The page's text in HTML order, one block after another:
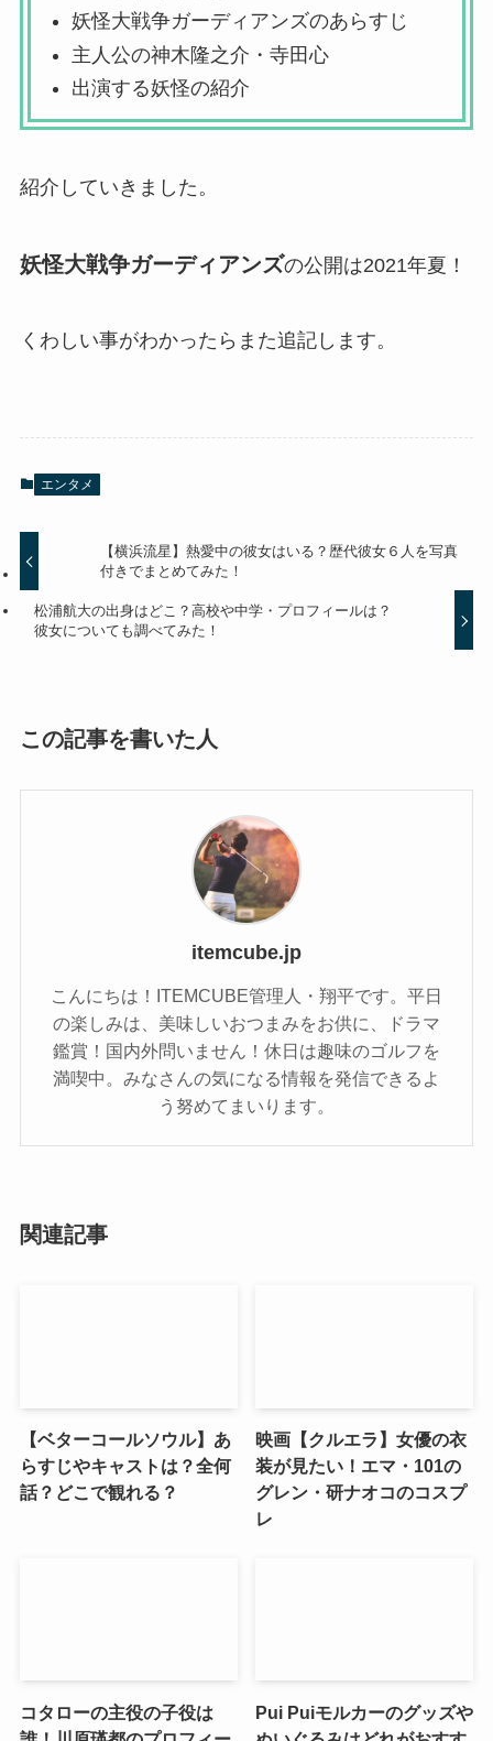
妖怪大戦争ガーディアンズのあらすじ
主人公の神木隆之介・寺田心
出演する妖怪の紹介
紹介していきました。
妖怪大戦争ガーディアンズの公開は2021年夏！
くわしい事がわかったらまた追記します。
エンタメ
【横浜流星】熱愛中の彼女はいる？歴代彼女６人を写真
付きでまとめてみた！
松浦航大の出身はどこ？高校や中学・プロフィールは？
彼女についても調べてみた！
この記事を書いた人
itemcube.jp
こんにちは！ITEMCUBE管理人・翔平です。平日
の楽しみは、美味しいおつまみをお供に、ドラマ
鑑賞！国内外問いません！休日は趣味のゴルフを
満喫中。みなさんの気になる情報を発信できるよ
う努めてまいります。
関連記事
【ベターコールソウル】あ
らすじやキャストは？全何
話？どこで観れる？
映画【クルエラ】女優の衣
装が見たい！エマ・101の
グレン・研ナオコのコスプ
レ
コタローの主役の子役は
Pui Puiモルカーのグッズや